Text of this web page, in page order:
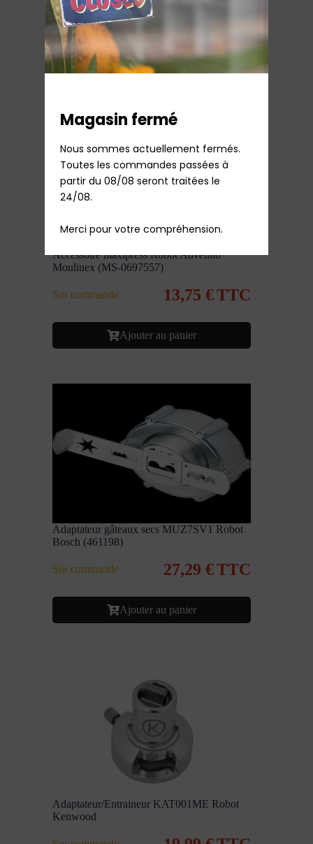
Sur commande €TTC
Ajouter au panier
Accessoire maxipress Robot Adventio
Moulinex (MS-0697557)
Sur commande 13,75 €TTC
Ajouter au panier
Adaptateur gâteaux secs MUZ7SV1 Robot
Bosch (461198)
Sur commande 27,29 €TTC
Ajouter au panier
Adaptateur/Entraineur KAT001ME Robot
Kenwood
Magasin fermé
Nous sommes actuellement fermés.
Toutes les commandes passées à
partir du 08/08 seront traitées le
24/08.
Merci pour votre compréhension.